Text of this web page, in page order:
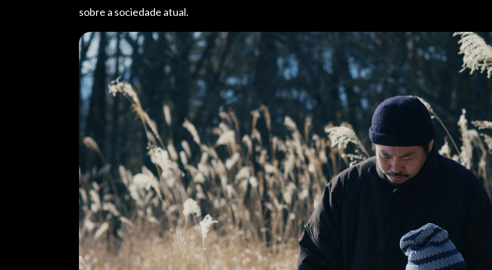
sobre a sociedade atual.